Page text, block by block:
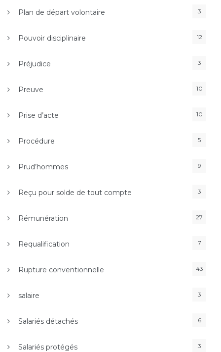
Plan de départ volontaire 3
Pouvoir disciplinaire 12
Préjudice 3
Preuve 10
Prise d’acte 10
Procédure 5
Prud’hommes 9
Reçu pour solde de tout compte 3
Rémunération 27
Requalification 7
Rupture conventionnelle 43
salaire 3
Salariés détachés 6
Salariés protégés 3